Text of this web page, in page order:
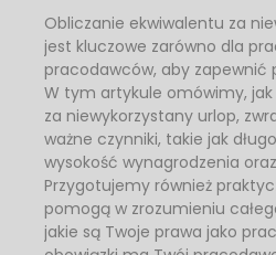
Obliczanie ekwiwalentu za
jest kluczowe zarówno dla
pracodawców, aby zapewnić
W tym artykule omówimy,
za niewykorzystany urlop,
ważne czynniki, takie jak
wysokość wynagrodzenia
Przygotujemy również
pomogą w zrozumieniu
jakie są Twoje prawa jako